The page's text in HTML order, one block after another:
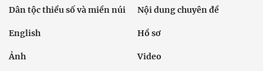
Dân tộc thiểu số và miền núi Nội dung chuyên đề
English Hồ sơ
Ảnh Video